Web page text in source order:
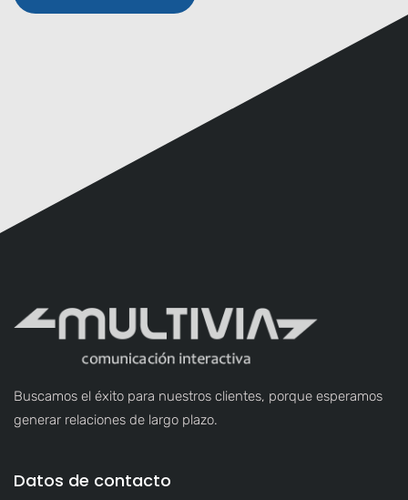
Buscamos el éxito para nuestros clientes, porque esperamos
generar relaciones de largo plazo.
Datos de contacto